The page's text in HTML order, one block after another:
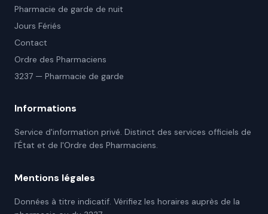
Pharmacie de garde de nuit
Jours Fériés
Contact
Ordre des Pharmaciens
3237 — Pharmacie de garde
Informations
Service d'information privé. Distinct des services officiels de
l'État et de l'Ordre des Pharmaciens.
Mentions légales
Données à titre indicatif. Vérifiez les horaires auprès de la